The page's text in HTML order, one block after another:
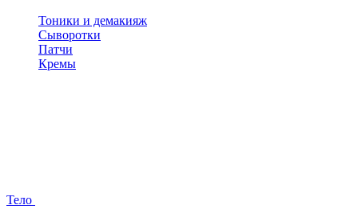
Тоники и демакияж
Сыворотки
Патчи
Кремы
Тело